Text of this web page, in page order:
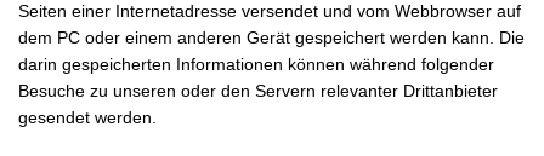
Seiten einer Internetadresse versendet und vom Webbrowser auf
dem PC oder einem anderen Gerät gespeichert werden kann. Die
darin gespeicherten Informationen können während folgender
Besuche zu unseren oder den Servern relevanter Drittanbieter
gesendet werden.